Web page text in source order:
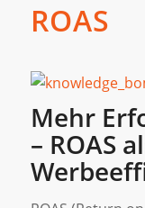
ROAS
Mehr
– ROAS